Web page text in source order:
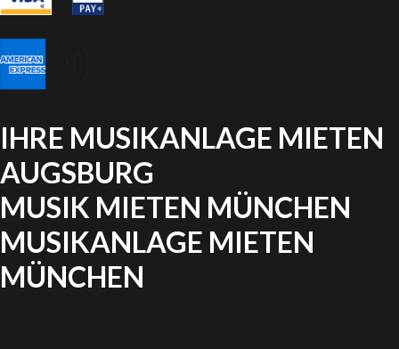
IHRE MUSIKANLAGE MIETEN
AUGSBURG
MUSIK MIETEN MÜNCHEN
MUSIKANLAGE MIETEN
MÜNCHEN